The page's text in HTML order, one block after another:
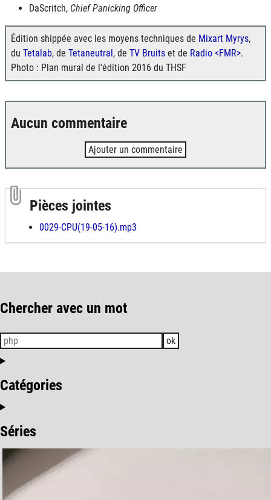
DaScritch, Chief Panicking Officer
Édition shippée avec les moyens techniques de Mixart Myrys,
du Tetalab, de Tetaneutral, de TV Bruits et de Radio <FMR>.
Photo : Plan mural de l'édition 2016 du THSF
Aucun commentaire
Ajouter un commentaire
Pièces jointes
0029-CPU(19-05-16).mp3
Chercher avec un mot
ok
Catégories
Séries